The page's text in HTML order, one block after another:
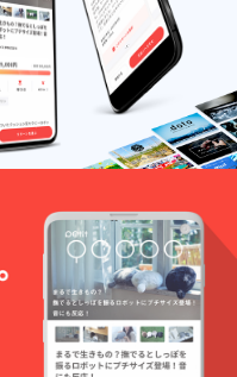
エリ
ア。コ
ロナの
影響に
より緊
急事態
宣言な
どによ
りライ
催時期
が変更
になる
可能性
があり
ます。
ご了承
いただ
けまし